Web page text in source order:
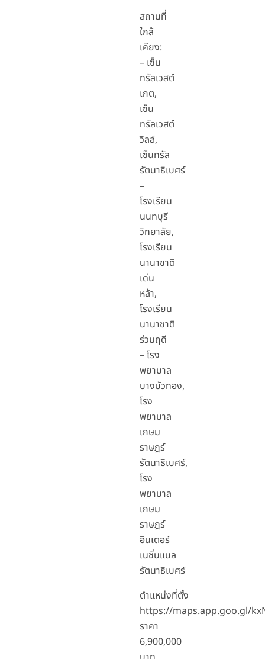
สถานที่
ใกล้
เคียง:
– เซ็น
ทรัลเวสต์
เกต,
เซ็น
ทรัลเวสต์
วิลล์,
เซ็นทรัล
รัตนาธิเบศร์
–
โรงเรียน
นนทบุรี
วิทยาลัย,
โรงเรียน
นานาชาติ
เด่น
หล้า,
โรงเรียน
นานาชาติ
ร่วมฤดี
– โรง
พยาบาล
บางบัวทอง,
โรง
พยาบาล
เกษม
ราษฎร์
รัตนาธิเบศร์,
โรง
พยาบาล
เกษม
ราษฎร์
อินเตอร์
เนชั่นแนล
รัตนาธิเบศร์
ตำแหน่งที่ตั้ง
https://maps.app.goo.gl/
ราคา
6,900,000